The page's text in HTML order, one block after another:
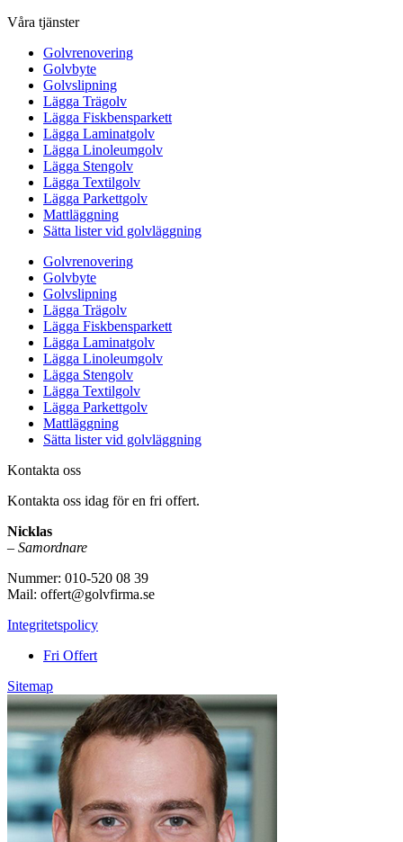
Våra tjänster
Golvrenovering
Golvbyte
Golvslipning
Lägga Trägolv
Lägga Fiskbensparkett
Lägga Laminatgolv
Lägga Linoleumgolv
Lägga Stengolv
Lägga Textilgolv
Lägga Parkettgolv
Mattläggning
Sätta lister vid golvläggning
Golvrenovering
Golvbyte
Golvslipning
Lägga Trägolv
Lägga Fiskbensparkett
Lägga Laminatgolv
Lägga Linoleumgolv
Lägga Stengolv
Lägga Textilgolv
Lägga Parkettgolv
Mattläggning
Sätta lister vid golvläggning
Kontakta oss
Kontakta oss idag för en fri offert.
Nicklas
– Samordnare
Nummer: 010-520 08 39
Mail: offert@golvfirma.se
Integritetspolicy
Fri Offert
Sitemap